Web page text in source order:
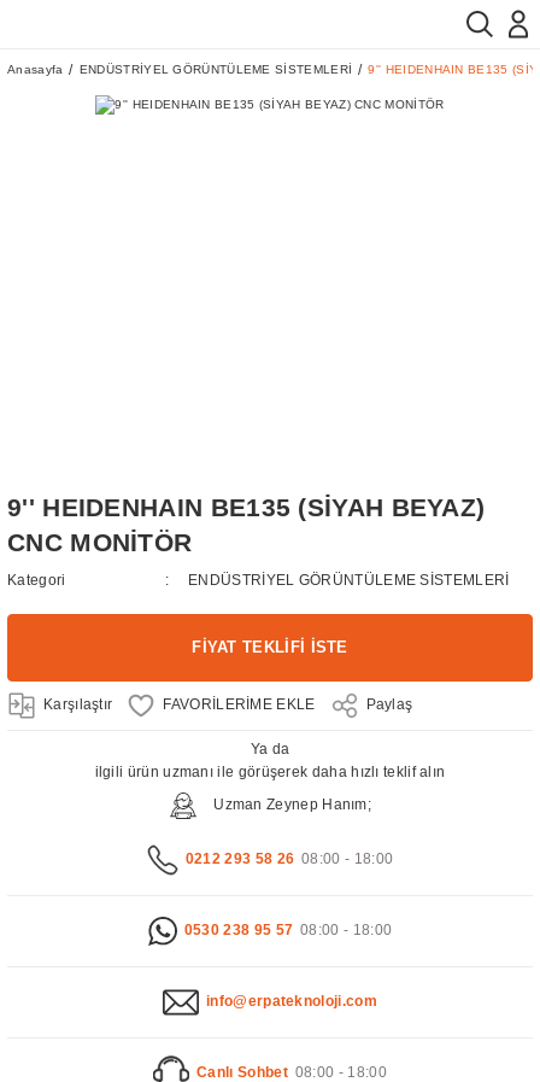
Anasayfa ENDÜSTRİYEL GÖRÜNTÜLEME SİSTEMLERİ 9'' HEIDENHAIN BE135
9'' HEIDENHAIN BE135 (SİYAH BEYAZ)
CNC MONİTÖR
Kategori ENDÜSTRİYEL GÖRÜNTÜLEME SİSTEMLERİ
FİYAT TEKLİFİ İSTE
Karşılaştır Paylaş
Ya da
ilgili ürün uzmanı ile görüşerek daha hızlı teklif alın
Uzman Zeynep Hanım;
0212 293 58 26 08:00 - 18:00
0530 238 95 57 08:00 - 18:00
info@erpateknoloji.com
Canlı Sohbet 08:00 - 18:00